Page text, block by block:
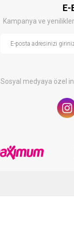
E-
Kampanya ve
Sosyal medyaya özel